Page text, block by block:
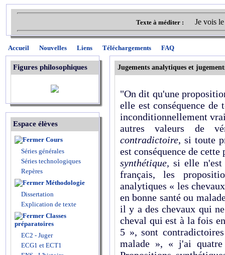
Texte à méditer : Je vois
Accueil Nouvelles Liens Téléchargements FAQ
Figures philosophiques
Espace élèves
Cours
Séries générales
Séries technologiques
Repères
Méthodologie
Dissertation
Explication de texte
Classes
préparatoires
EC2 - Juger
ECG1 et ECT1
Jugements analytiques et
"On dit qu'une
elle est conséquence
inconditionnellement
autres valeurs de
contradictoire, si toute
est conséquence de
synthétique,si elle
français, les
analytiques « les
en bonne santé ou
il y a des chevaux qui
cheval qui est à la fois
5 », sont
malade », « j'ai quatre